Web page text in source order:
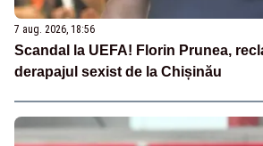
7 aug. 2026, 18:56
Scandal la UEFA! Florin Prunea,
derapajul sexist de la Chișinău